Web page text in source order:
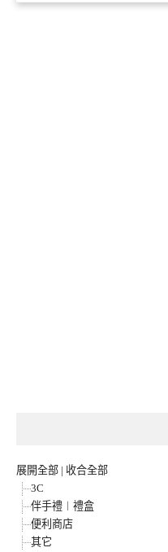
展開全部 | 收合全部
3C
伴手禮︱禮盒
便利商店
其它